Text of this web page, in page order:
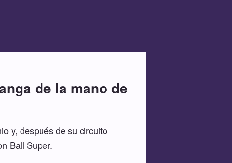
de la mano de
y, después de su circuito
Ball Super.